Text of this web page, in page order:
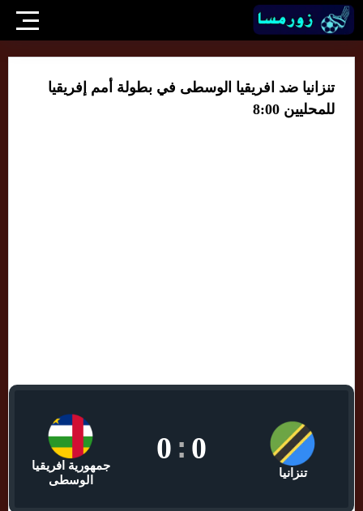
تنزانيا ضد افريقيا الوسطى في بطولة أمم إفريقيا
للمحليين 8:00
تنزانيا
0
:
0
جمهورية افريقيا
الوسطى